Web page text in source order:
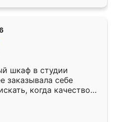
шкаф в студии
заказывала себе
когда качеством
кухня уже почти
нет.